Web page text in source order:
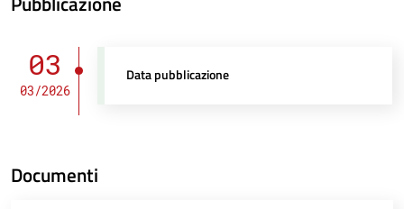
03
03/2026
Data pubblicazione
Documenti